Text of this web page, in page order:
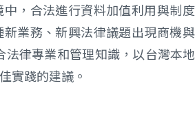
，合法進行資料加值利用與制
業務、新興法律議題出現商機
律專業和管理知識，以台灣本
實踐的建議。